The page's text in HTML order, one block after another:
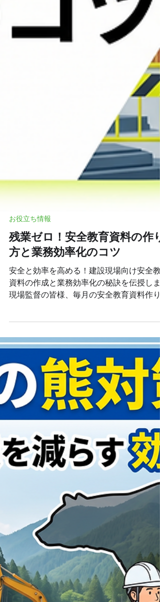
お役立ち情報
残業ゼロ！安全教育資料の作り
方と業務効率化のコツ
安全と効率を高める！建設現場向け安全教
資料の作成と業務効率化の秘訣を伝授しま
現場監督の皆様、毎月の安全教育資料作り
追われていませんか？ この記事では、現場
の作業員にしっかり響く資料の作り方と、
成時間を劇的に短縮する業務効率化のコツ
現役建設会社が解説します。 残業を減らし
て「早く帰る」ためのノウハウをぜひご活
ください。 毎日、朝早くから現場を走り回
り、夕方クタクタになって事務所へ戻る
そこから明日の安全教育資料を作る。現場
督の皆様、毎日本当にお疲れ様です。 「ま
た同じような内容になってしまった」 「作
業員さんに響いている気がしない」 「資料
作りのせいで今日も残業……」 そんなふう
に悩んでいませんか？ 安全第一の現場にお
いて、安全教育は絶対に手を抜けません。
でも、だからといってあなたの睡眠時間が
られていくのは矛盾していますよね。 この
記事では、現役の建設会社が実践している
「現場が動く安全教育資料の作り方」と、
れを負担なく続けるための「業務効率化の